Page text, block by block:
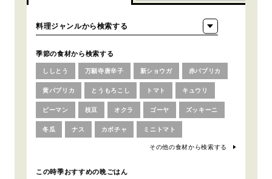
季節の食材から検索する
ししとう 万願寺唐辛子 新ショウガ 赤パプリカ
黄パプリカ とうもろこし トマト キュウリ
ピーマン 枝豆 オクラ ゴーヤ ズッキーニ
冬瓜 ナス カボチャ ミニトマト
その他の食材から検索する
この時季おすすめの晩ごはん